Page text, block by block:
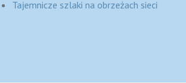
Tajemnicze szlaki na obrzeżach sieci